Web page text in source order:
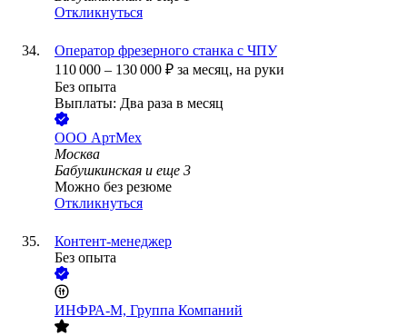
Откликнуться
Оператор фрезерного станка с ЧПУ
110 000 – 130 000 ₽ за месяц, на руки
Без опыта
Выплаты: Два раза в месяц
ООО АртМех
Москва
Бабушкинская и еще 3
Можно без резюме
Откликнуться
Контент-менеджер
Без опыта
ИНФРА-М, Группа Компаний